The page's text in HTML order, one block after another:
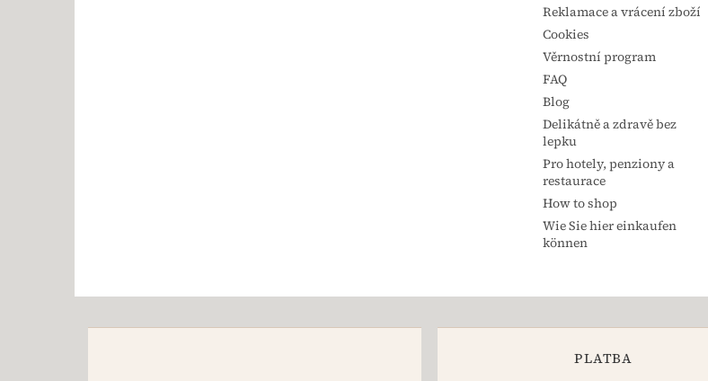
Reklamace a vrácení zboží
Cookies
Věrnostní program
FAQ
Blog
Delikátně a zdravě bez
lepku
Pro hotely, penziony a
restaurace
How to shop
Wie Sie hier einkaufen
können
PLATBA